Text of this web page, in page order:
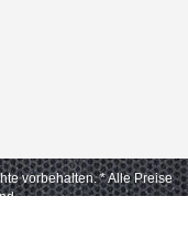
vorbehalten. * Alle Preise